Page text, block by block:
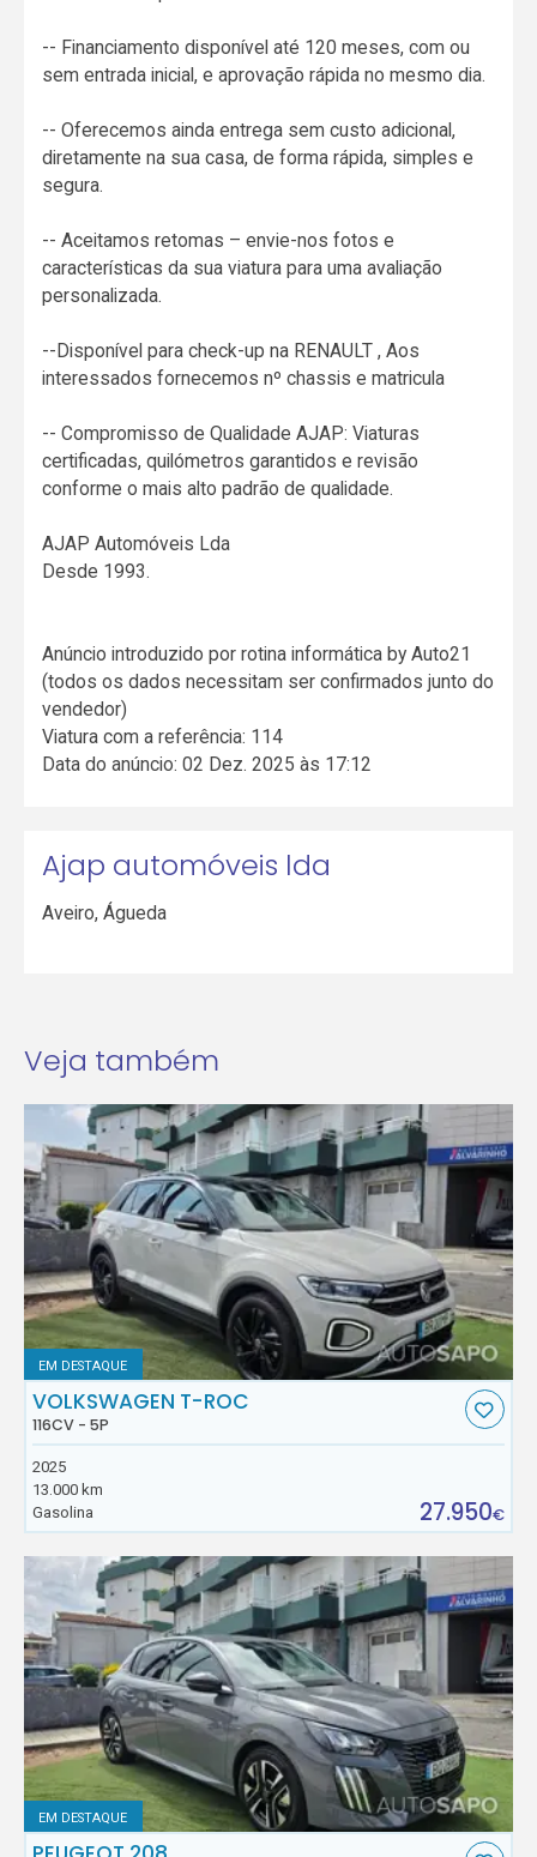
-- Financiamento disponível até 120 meses, com ou
sem entrada inicial, e aprovação rápida no mesmo dia.
-- Oferecemos ainda entrega sem custo adicional,
diretamente na sua casa, de forma rápida, simples e
segura.
-- Aceitamos retomas – envie-nos fotos e
características da sua viatura para uma avaliação
personalizada.
--Disponível para check-up na RENAULT , Aos
interessados fornecemos nº chassis e matricula
-- Compromisso de Qualidade AJAP: Viaturas
certificadas, quilómetros garantidos e revisão
conforme o mais alto padrão de qualidade.
AJAP Automóveis Lda
Desde 1993.
Anúncio introduzido por rotina informática by Auto21
(todos os dados necessitam ser confirmados junto do
vendedor)
Viatura com a referência: 114
Data do anúncio: 02 Dez. 2025 às 17:12
Ajap automóveis lda
Aveiro,Águeda
Veja também
EM DESTAQUE
VOLKSWAGEN T-ROC
116CV - 5P
2025
13.000 km
Gasolina
27.950€
EM DESTAQUE